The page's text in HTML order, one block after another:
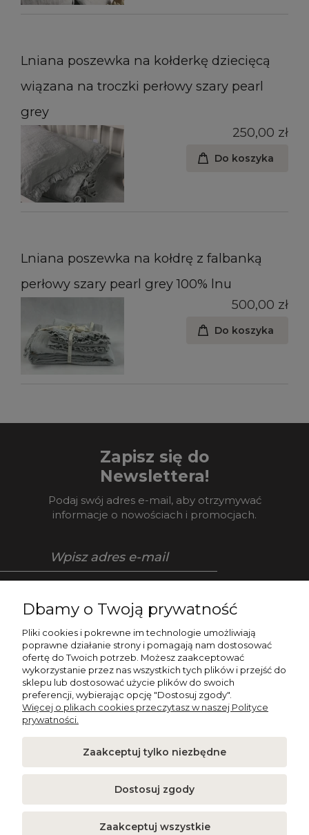
Lniana poszewka na kołderkę dziecięcą
wiązana na troczki perłowy szary pearl
grey
250,00 zł
Do koszyka
Lniana poszewka na kołdrę z falbanką
perłowy szary pearl grey 100% lnu
500,00 zł
Do koszyka
Zapisz się do
Newslettera!
Podaj swój adres e-mail, aby otrzymywać
informacje o nowościach i promocjach.
O NAS
POMOC
NAPISZ DO NAS
PŁATNOŚCI I POLITYKA PRYWATNOŚCI
Dbamy o Twoją prywatność
Pliki cookies i pokrewne im technologie umożliwiają
poprawne działanie strony i pomagają nam dostosować
ofertę do Twoich potrzeb. Możesz zaakceptować
wykorzystanie przez nas wszystkich tych plików i przejść do
sklepu lub dostosować użycie plików do swoich
preferencji, wybierając opcję "Dostosuj zgody".
Więcej o plikach cookies przeczytasz w naszej Polityce
prywatności.
Zaakceptuj tylko niezbędne
Dostosuj zgody
Zaakceptuj wszystkie